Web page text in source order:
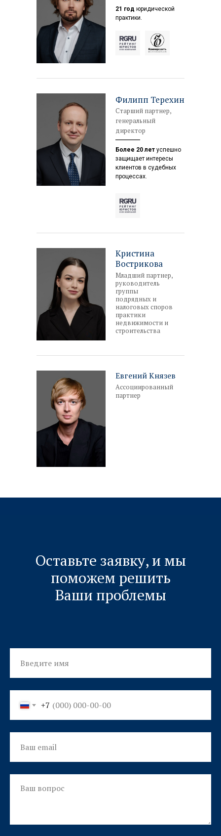
21 год юридической
практики.
Филипп Терехин
Старший партнер,
генеральный
директор
Более 20 лет успешно
защищает интересы
клиентов в судебных
процессах.
Кристина
Вострикова
Младший партнер,
руководитель
группы
подрядных и
налоговых споров
практики
недвижимости и
строительства
Евгений Князев
Ассоциированный
партнер
Оставьте заявку, и мы
поможем решить
Ваши проблемы
+7